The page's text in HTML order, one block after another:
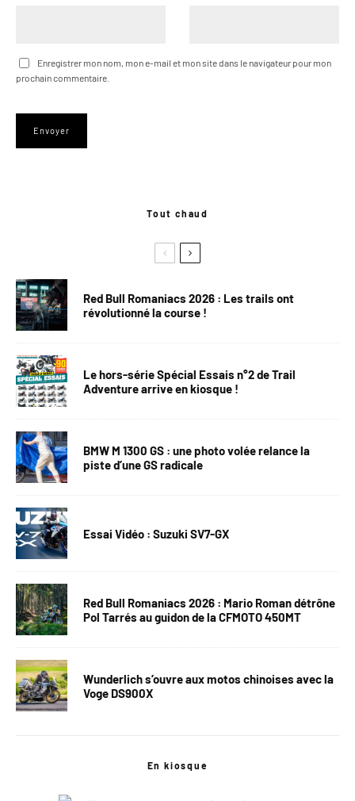
Enregistrer mon nom, mon e-mail et mon site dans le navigateur pour mon
prochain commentaire.
Tout chaud
Red Bull Romaniacs 2026 : Les trails ont
révolutionné la course !
Le hors-série Spécial Essais n°2 de Trail
Adventure arrive en kiosque !
BMW M 1300 GS : une photo volée relance la
piste d’une GS radicale
Essai Vidéo : Suzuki SV7-GX
Red Bull Romaniacs 2026 : Mario Roman détrône
Pol Tarrés au guidon de la CFMOTO 450MT
Wunderlich s’ouvre aux motos chinoises avec la
Voge DS900X
En kiosque